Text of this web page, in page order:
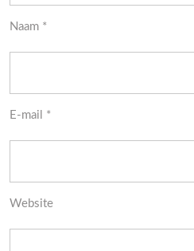
Naam *
E-mail *
Website